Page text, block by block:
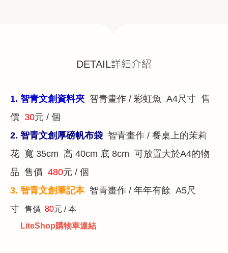
DETAIL詳細介紹
1. 智青文創資料夾 智青畫作 / 彩虹魚 A4尺寸 售
價 30元 / 個
2. 智青文創厚磅帆布袋 智青畫作 / 餐桌上的茉莉
花 寬 35cm 高 40cm 底 8cm 可放置大於A4的物
品 售價 480元 / 個
3. 智青文創筆記本 智青畫作 / 年年有餘 A5尺
寸 售價 80元 / 本
LiteShop購物車連結